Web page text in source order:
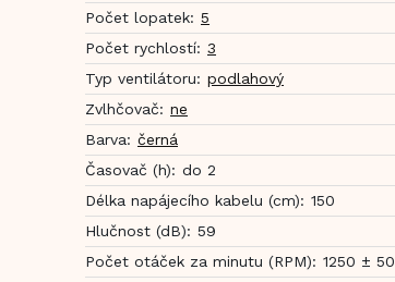
Počet lopatek: 5
Počet rychlostí: 3
Typ ventilátoru: podlahový
Zvlhčovač: ne
Barva: černá
Časovač (h): do 2
Délka napájecího kabelu (cm): 150
Hlučnost (dB): 59
Počet otáček za minutu (RPM): 1250 ± 50